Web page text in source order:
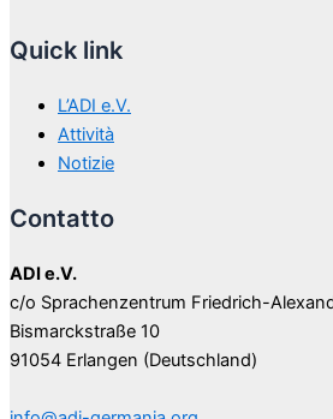
Quick link
L’ADI e.V.
Attività
Notizie
Contatto
ADI e.V.
c/o Sprachenzentrum Friedrich-
Bismarckstraße 10
91054 Erlangen (Deutschland)